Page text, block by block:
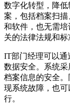
数字化转型，降
案，包括档案扫
和软件，也无需
关的法律法规和标
IT部门经理可以通
数据安全。系统
档案信息的安全
现系统故障，也
行。